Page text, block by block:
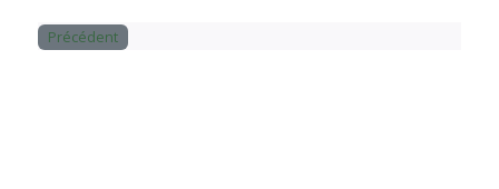
Précédent